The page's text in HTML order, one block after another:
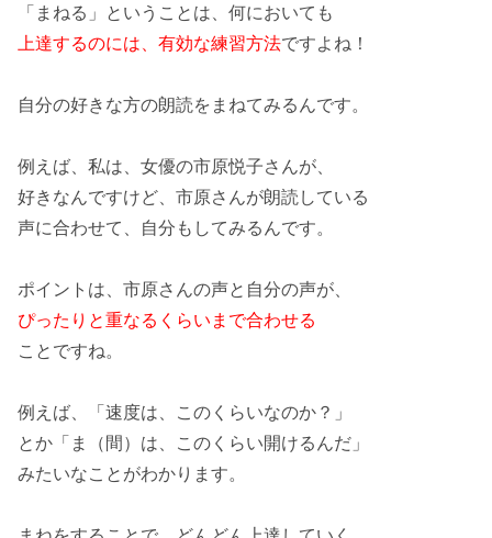
「 まねる 」ということは、何においても
上達するのには、有効な練習方法ですよね！
自分の好きな方の朗読をまねてみるんです。
例えば、私は、女優の市原悦子さんが、
好きなんですけど、市原さんが朗読している
声に合わせて
、自分もしてみるんです。
ポイントは、市原さんの声と自分の声が、
ぴったりと重なるくらいまで合わせる
ことですね。
例えば、「 速度は、このくらいなのか？」
とか「 ま（間） は、このくらい開けるんだ」
みたいなことがわかります。